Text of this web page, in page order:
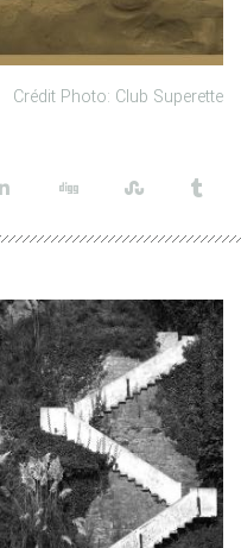
Crédit Photo: Club Superette